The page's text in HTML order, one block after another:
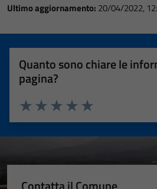
Ultimo aggiornamento: 20/04/2022,
Quanto sono chiare le
pagina?
Valuta 5 stelle su 5
Valuta 4 stelle su 5
Valuta 3 stelle su 5
Valuta 2 stelle su 5
Valuta 1 stelle su 5